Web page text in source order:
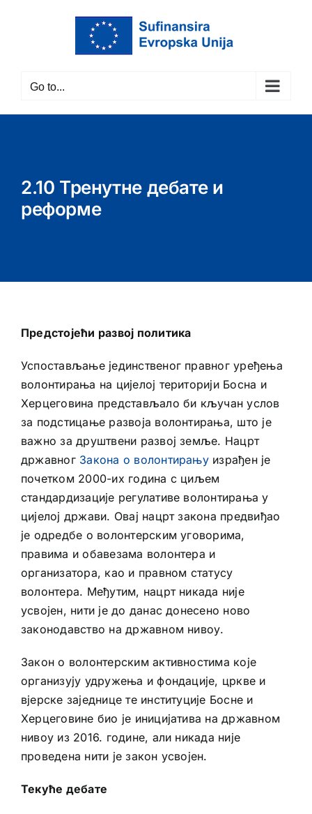
Go to...
2.10 Тренутне дебате и
реформе
Предстојећи развој политика
Успостављање јединственог правног уређења
волонтирања на цијелој територији Босна и
Херцеговина представљало би кључан услов
за подстицање развоја волонтирања, што је
важно за друштвени развој земље. Нацрт
државног Закона о волонтирањуизрађен је
почетком 2000-их година с циљем
стандардизације регулативе волонтирања у
цијелој држави. Овај нацрт закона предвиђао
је одредбе о волонтерским уговорима,
правима и обавезама волонтера и
организатора, као и правном статусу
волонтера. Међутим, нацрт никада није
усвојен, нити је до данас донесено ново
законодавство на државном нивоу.
Закон о волонтерским активностима које
организују удружења и фондације, цркве и
вјерске заједнице те институције Босне и
Херцеговине био је иницијатива на државном
нивоу из 2016. године, али никада није
проведена нити је закон усвојен.
Текуће дебате